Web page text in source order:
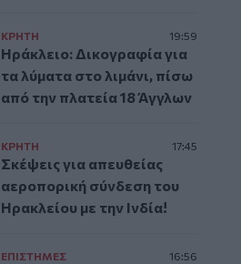
ΚΡΗΤΗ 19:59
Ηράκλειο: Δικογραφία για
τα λύματα στο λιμάνι, πίσω
από την πλατεία 18 Άγγλων
ΚΡΗΤΗ 17:45
Σκέψεις για απευθείας
αεροπορική σύνδεση του
Ηρακλείου με την Ινδία!
ΕΠΙΣΤΗΜΕΣ 16:56